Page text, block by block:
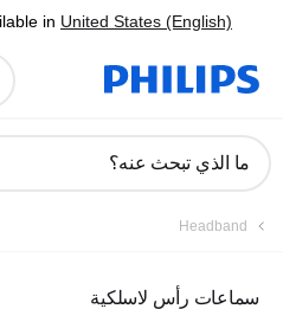
in United States (English)
دعم
ما الذي تبحث عنه؟
Headband
سماعات رأس لاسلكية